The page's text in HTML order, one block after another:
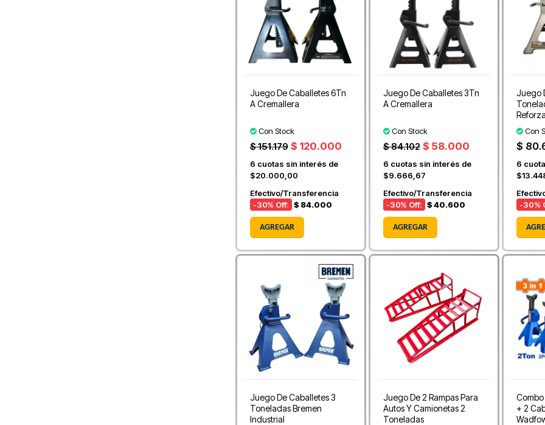
Juego De Caballetes 6Tn
A Cremallera
Con Stock
$ 151.179 $ 120.000
6 cuotas sin interés de
$20.000,00
Efectivo/Transferencia
-30% Off: $ 84.000
AGREGAR
Juego De Caballetes 3Tn
A Cremallera
Con Stock
$ 84.102 $ 58.000
6 cuotas sin interés de
$9.666,67
Efectivo/Transferencia
-30% Off: $ 40.600
AGREGAR
Juego
Con
$
6
-30%
Juego De Caballetes 3
Toneladas Bremen
Industrial
Juego De 2 Rampas Para
Autos Y Camionetas 2
Toneladas
+ 2